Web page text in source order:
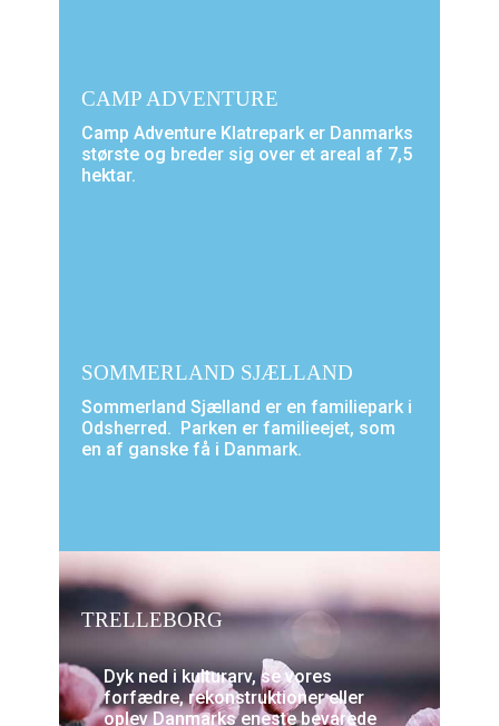
CAMP ADVENTURE
Camp Adventure Klatrepark er Danmarks
største og breder sig over et areal af 7,5
hektar.
SOMMERLAND SJÆLLAND
Sommerland Sjælland er en familiepark i
Odsherred. Parken er familieejet, som
en af ganske få i Danmark.
TRELLEBORG
Dyk ned i kulturarv, se vores
forfædre, rekonstruktioner eller
oplev Danmarks eneste bevarede